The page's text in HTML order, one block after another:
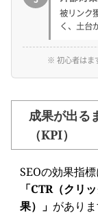
被リンク
く、土台
※ 初心者はま
成果が出る
（KPI）
SEOの効果指
「CTR（クリ
果）」 があり